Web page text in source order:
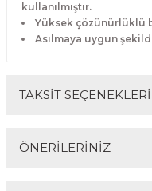
kullanılmıştır.
Yüksek çözünürlüklü
Asılmaya uygun
TAKSİT SEÇENEKLERİ
ÖNERİLERİNİZ